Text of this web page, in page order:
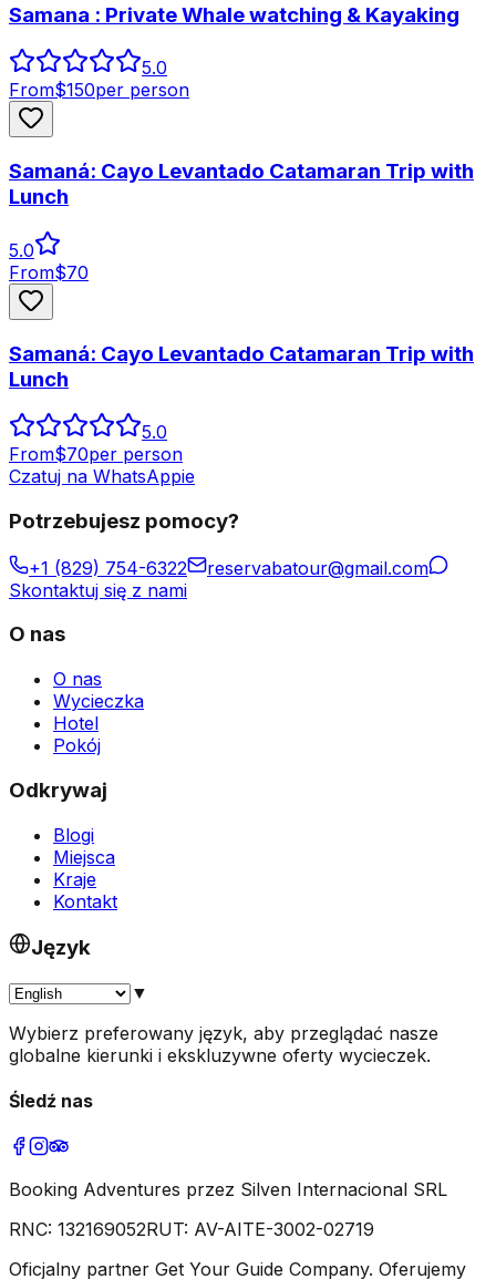
Samana : Private Whale watching & Kayaking
5.0
From$150per person
Samaná: Cayo Levantado Catamaran Trip with
Lunch
5.0
From$70
Samaná: Cayo Levantado Catamaran Trip with
Lunch
5.0
From$70per person
Czatuj na WhatsAppie
Potrzebujesz pomocy?
+1 (829) 754-6322
reservabatour@gmail.com
Skontaktuj się z nami
O nas
O nas
Wycieczka
Hotel
Pokój
Odkrywaj
Blogi
Miejsca
Kraje
Kontakt
Język
▼
Wybierz preferowany język, aby przeglądać nasze
globalne kierunki i ekskluzywne oferty wycieczek.
Śledź nas
Booking Adventures przez Silven Internacional SRL
RNC: 132169052RUT: AV-AITE-3002-02719
Oficjalny partner Get Your Guide Company. Oferujemy